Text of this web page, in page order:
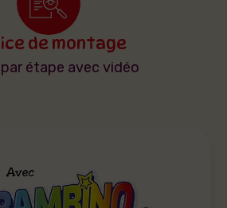
de montage
étape avec vidéo